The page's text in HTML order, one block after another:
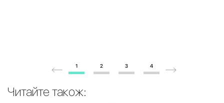
1 2 3 4
Читайте також: